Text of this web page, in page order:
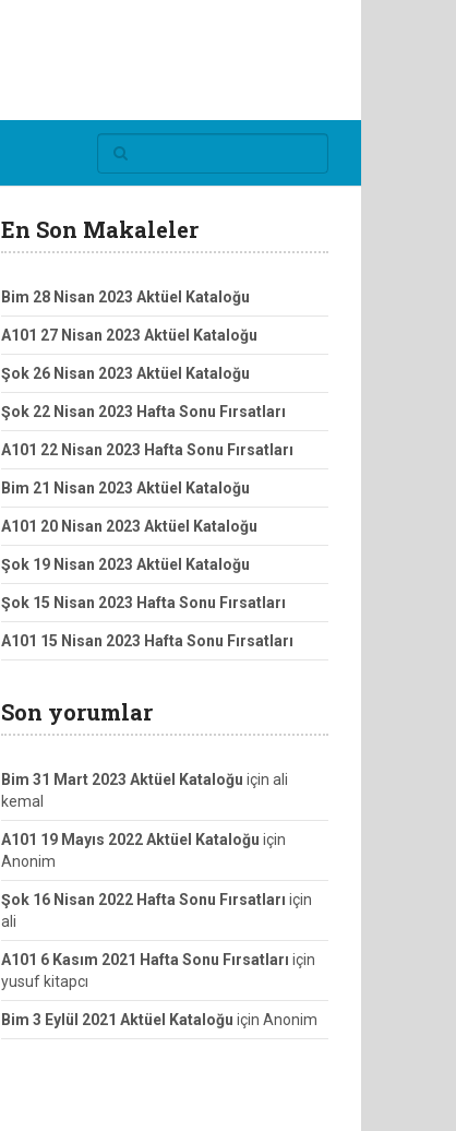
En Son Makaleler
Bim 28 Nisan 2023 Aktüel Kataloğu
A101 27 Nisan 2023 Aktüel Kataloğu
Şok 26 Nisan 2023 Aktüel Kataloğu
Şok 22 Nisan 2023 Hafta Sonu Fırsatları
A101 22 Nisan 2023 Hafta Sonu Fırsatları
Bim 21 Nisan 2023 Aktüel Kataloğu
A101 20 Nisan 2023 Aktüel Kataloğu
Şok 19 Nisan 2023 Aktüel Kataloğu
Şok 15 Nisan 2023 Hafta Sonu Fırsatları
A101 15 Nisan 2023 Hafta Sonu Fırsatları
Son yorumlar
Bim 31 Mart 2023 Aktüel Kataloğu için ali
kemal
A101 19 Mayıs 2022 Aktüel Kataloğu için
Anonim
Şok 16 Nisan 2022 Hafta Sonu Fırsatları için
ali
A101 6 Kasım 2021 Hafta Sonu Fırsatları için
yusuf kitapcı
Bim 3 Eylül 2021 Aktüel Kataloğu için Anonim